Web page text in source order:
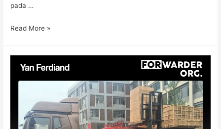
pada …
Read More »